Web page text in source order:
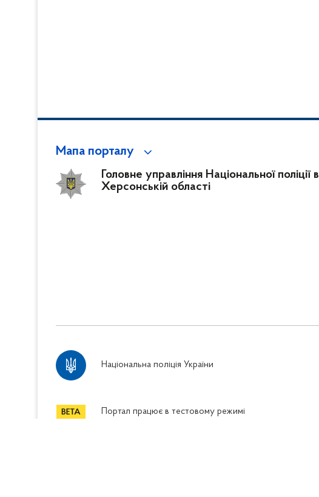
Мапа порталу
Головне управління Національної поліції в
Херсонській області
Національна поліція України
Портал працює в тестовому режимі